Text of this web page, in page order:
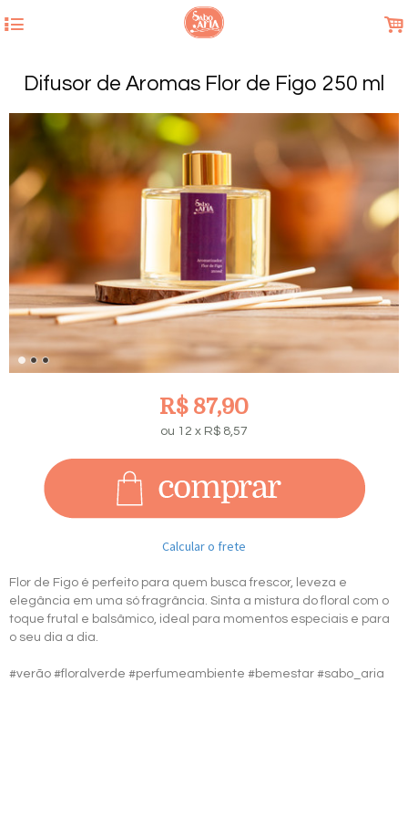
4 .
Difusor de Aromas Flor de Figo 250 ml
R$ 87,90
ou 12 x R$ 8,57
Calcular o frete
Flor de Figo é perfeito para quem busca frescor, leveza e
elegância em uma só fragrância. Sinta a mistura do floral com o
toque frutal e balsâmico, ideal para momentos especiais e para
o seu dia a dia.
#verão #floralverde #perfumeambiente #bemestar #sabo_aria